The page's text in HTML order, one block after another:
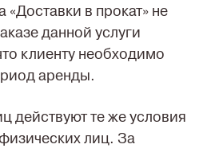
«Доставки в прокат» не
данной услуги
клиенту необходимо
аренды.
действуют те же условия
лиц. За